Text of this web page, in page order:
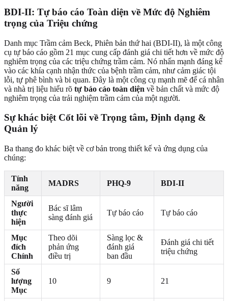
BDI-II: Tự báo cáo Toàn diện về Mức độ Nghiêm
trọng của Triệu chứng
Danh mục Trầm cảm Beck, Phiên bản thứ hai (BDI-II), là một công
cụ tự báo cáo gồm 21 mục cung cấp đánh giá chi tiết hơn về mức độ
nghiêm trọng của các triệu chứng trầm cảm. Nó nhấn mạnh đáng kể
vào các khía cạnh nhận thức của bệnh trầm cảm, như cảm giác tội
lỗi, tự phê bình và bi quan. Đây là một công cụ mạnh mẽ để cá nhân
và nhà trị liệu hiểu rõ tự báo cáo toàn diện về bản chất và mức độ
nghiêm trọng của trải nghiệm trầm cảm của một người.
Sự khác biệt Cốt lõi về Trọng tâm, Định dạng &
Quản lý
Ba thang đo khác biệt về cơ bản trong thiết kế và ứng dụng của
chúng:
Tính
năng
MADRS PHQ-9 BDI-II
Người
thực
hiện
Bác sĩ lâm
sàng đánh giá
Tự báo cáo Tự báo cáo
Mục
đích
Chính
Theo dõi
phản ứng
điều trị
Sàng lọc &
đánh giá
ban đầu
Đánh giá chi tiết
triệu chứng
Số
lượng
Mục
10 9 21